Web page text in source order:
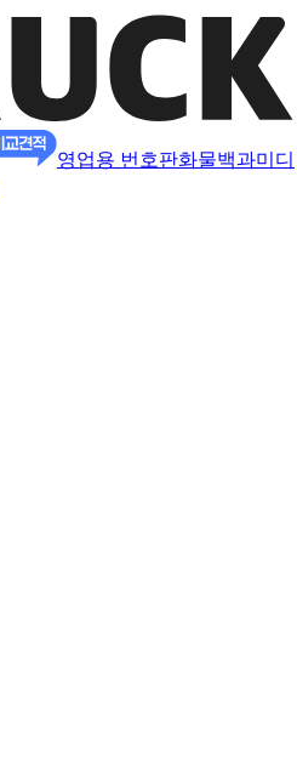
영업용 번호판화물백과미디